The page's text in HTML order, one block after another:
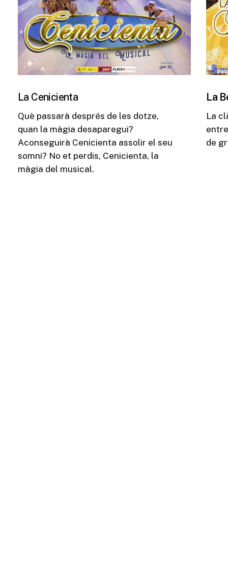
La Cenicienta
Què passarà després de les dotze,
quan la màgia desaparegui?
Aconseguirà Cenicienta assolir el seu
somni? No et perdis, Cenicienta, la
màgia del musical.
La
La
de